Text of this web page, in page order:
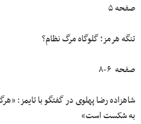
صفحه ۵
تنگه هرمز؛ گلوگاه مرگ نظام؟
صفحه ۶-۸
شاهزاده رضا پهلوی در گفتگو با تایمز:
به شکست است»